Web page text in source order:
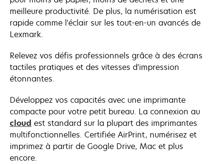
meilleure productivité. De plus, la numérisation est
rapide comme l'éclair sur les tout-en-un avancés de
Lexmark.
Relevez vos défis professionnels grâce à des écrans
tactiles pratiques et des vitesses d'impression
étonnantes.
Développez vos capacités avec une imprimante
compacte pour votre petit bureau. La connexion au
cloud est standard sur la plupart des imprimantes
multifonctionnelles. Certifiée AirPrint, numérisez et
imprimez à partir de Google Drive, Mac et plus
encore.